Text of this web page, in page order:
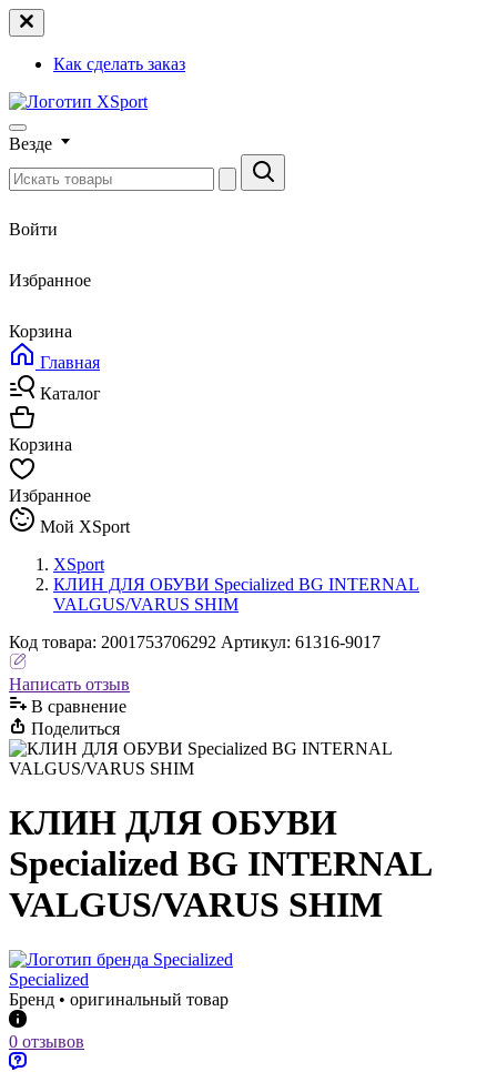
Как сделать заказ
Везде
Войти
Избранное
Корзина
Главная
Каталог
Корзина
Избранное
Мой XSport
XSport
КЛИН ДЛЯ ОБУВИ Specialized BG INTERNAL
VALGUS/VARUS SHIM
Код товара: 2001753706292 Артикул: 61316-9017
Написать отзыв
В сравнениe
Поделиться
КЛИН ДЛЯ ОБУВИ
Specialized BG INTERNAL
VALGUS/VARUS SHIM
Specialized
Бренд • оригинальный товар
0 отзывов